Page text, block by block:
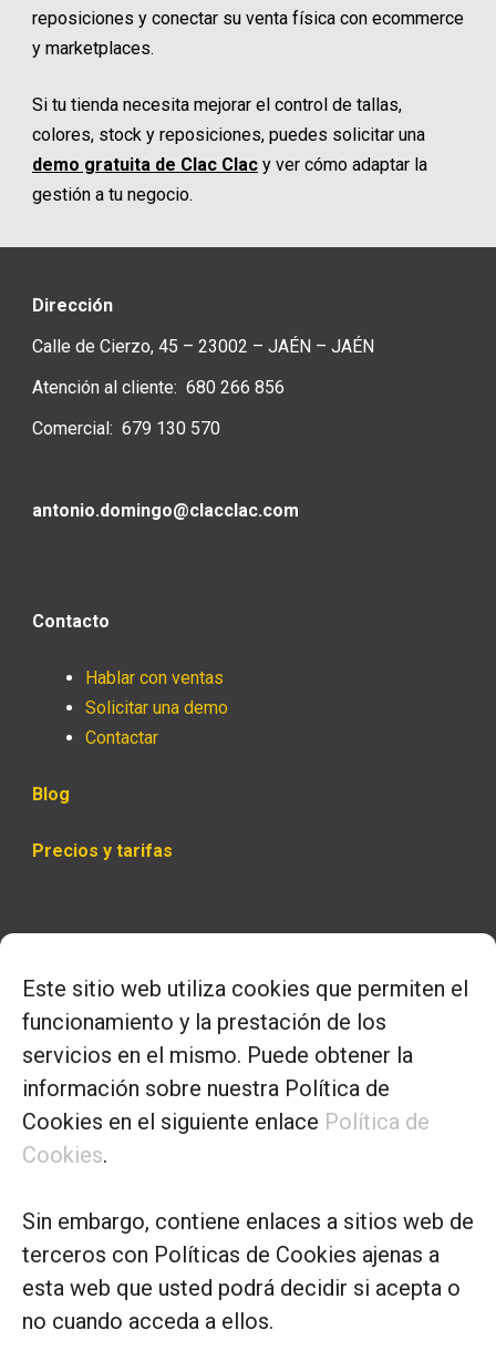
Este sitio web utiliza cookies que permiten el
funcionamiento y la prestación de los
servicios en el mismo. Puede obtener la
información sobre nuestra Política de
Cookies en el siguiente enlace Política de
Cookies.
Sin embargo, contiene enlaces a sitios web de
terceros con Políticas de Cookies ajenas a
esta web que usted podrá decidir si acepta o
no cuando acceda a ellos.
reposiciones y conectar su venta física con ecommerce
y marketplaces.
Si tu tienda necesita mejorar el control de tallas,
colores, stock y reposiciones, puedes solicitar una
demo gratuita de Clac Clac y ver cómo adaptar la
gestión a tu negocio.
Dirección
Calle de Cierzo, 45 – 23002 – JAÉN – JAÉN
Atención al cliente: 680 266 856
Comercial: 679 130 570
antonio.domingo@clacclac.com
Contacto
Hablar con ventas
Solicitar una demo
Contactar
Blog
Precios y tarifas
– Lunes a jueves
9.00 a 14.00 y 16.00 a 18.00
– Viernes:
9.30 a 13.30
Aviso Legal Política de Privacidad
Política de